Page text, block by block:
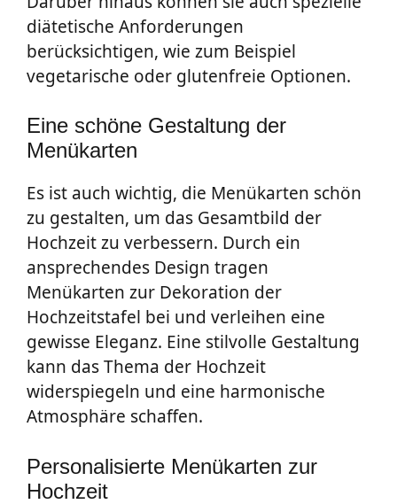
diätetische Anforderungen
berücksichtigen, wie zum Beispiel
vegetarische oder glutenfreie Optionen.
Eine schöne Gestaltung der
Menükarten
Es ist auch wichtig, die Menükarten schön
zu gestalten, um das Gesamtbild der
Hochzeit zu verbessern. Durch ein
ansprechendes Design tragen
Menükarten zur Dekoration der
Hochzeitstafel bei und verleihen eine
gewisse Eleganz. Eine stilvolle Gestaltung
kann das Thema der Hochzeit
widerspiegeln und eine harmonische
Atmosphäre schaffen.
Personalisierte Menükarten zur
Hochzeit